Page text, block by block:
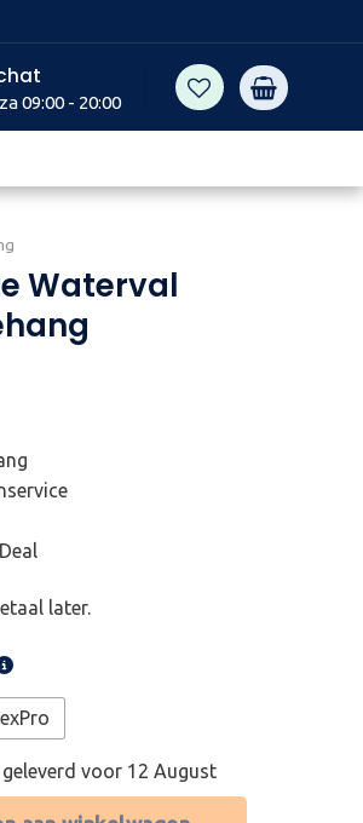
09:00 - 20:00
Waterval
later.
voor 12 August